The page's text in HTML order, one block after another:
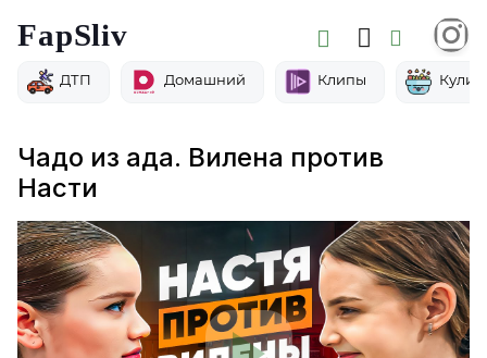
FapSliv
ДТП Домашний Клипы
Чадо из ада. Вилена против
Насти